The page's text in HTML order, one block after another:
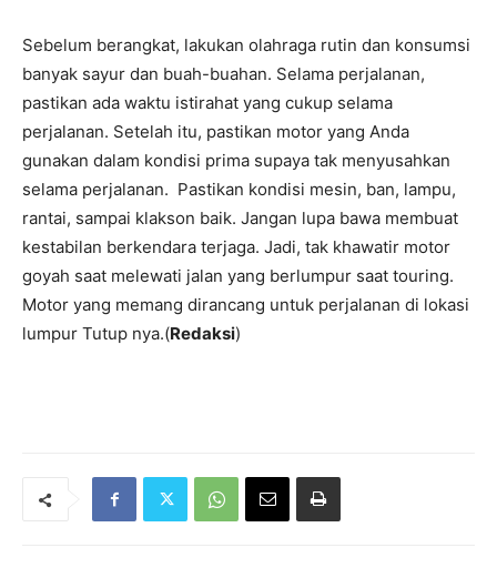
Sebelum berangkat, lakukan olahraga rutin dan konsumsi
banyak sayur dan buah-buahan. Selama perjalanan,
pastikan ada waktu istirahat yang cukup selama
perjalanan. Setelah itu, pastikan motor yang Anda
gunakan dalam kondisi prima supaya tak menyusahkan
selama perjalanan. Pastikan kondisi mesin, ban, lampu,
rantai, sampai klakson baik. Jangan lupa bawa membuat
kestabilan berkendara terjaga. Jadi, tak khawatir motor
goyah saat melewati jalan yang berlumpur saat touring.
Motor yang memang dirancang untuk perjalanan di lokasi
lumpur Tutup nya.(Redaksi)